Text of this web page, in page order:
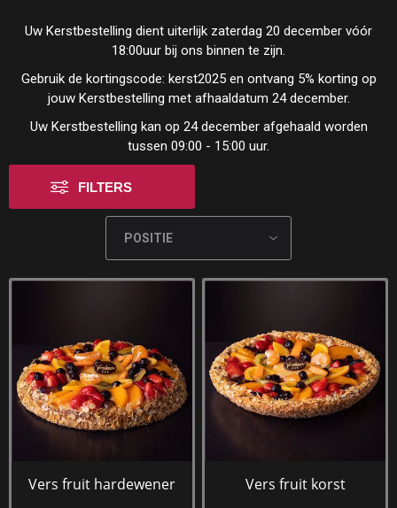
Uw Kerstbestelling dient uiterlijk zaterdag 20 december vóór
18:00uur bij ons binnen te zijn.
Gebruik de kortingscode: kerst2025 en ontvang 5% korting op
jouw Kerstbestelling met afhaaldatum 24 december.
Uw Kerstbestelling kan op 24 december afgehaald worden
tussen 09:00 - 15:00 uur.
FILTERS
Vers fruit hardewener Vers fruit korst